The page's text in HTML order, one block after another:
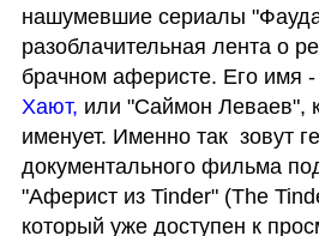
нашумевшие сериалы
разоблачительная лента о
брачном аферисте. Его имя -
Хают, или "Саймон Леваев",
именует. Именно так  зовут
документального фильма
"Аферист из Tinder" (The
который уже доступен к